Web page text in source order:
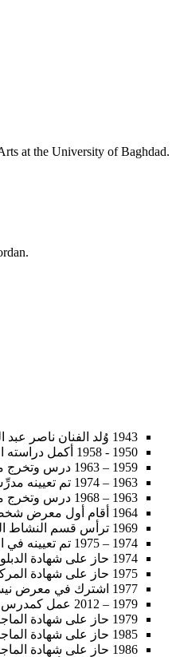
at the University of Baghdad.
1943 وُلد الفنان ناصر عبد الواحد الشاوي في قرية حمدان في قضاء أبي الخصيب في البصرة، العراق.
1950 - 1958 أكمل دراسته المدرسية للابتدائية في مدرسة حمدان الابتدائية والمتوسطة في متوسطة أبي الخصيب.
1959 – 1963 درس وتخرج من دار المعلمين الإبتدائية في البصرة.
1963 – 1974 تم تعيينه مدرِّس لمرحلة الابتدائي والمتوسطة في وزارة التربية العراقية.
1963 – 1968 درس وتخرج من أكاديمية الفنون الجميلة في جامعة بغداد وحاز على شهادة البكالوريوس في الفنون التشكيلية.
1964 أقام أول معرض شخصي له في الإدارة المحلية في البصرة.
1969 ترأس قسم النشاط الفني في دائرة تربية الكرخ في بغداد.
1974 – 1975 تم تعيينه في المركز الإقليمي لصيانة الممتلكات الثقافية في وزارة الثقافة والإعلام في بغداد.
1974 حاز على شهادة الدبلوم في "المحافظة على الممتلكات الثقافية (اليونسكو)" من المركز الإقليمي للحفاظ على الدول العربية في بغداد.
1975 حاز على شهادة المركز الدولي لصيانة الممتلكات الثقافية (ICCROM) في إيطاليا.
1977 اشترك في معرض نيسان الرابع على قاعة المتحف الوطني للفن الحديث في بغداد.
1979 – 2012 عمل كمدرس مساعد وبعدها مدرس ثم أستاذ مساعد، أستاذ، الأستاذ الأول ومن ثم أستاذ متمرس في اكاديمية الفنون الجميلة في جامعة بغداد.
1979 حاز على شهادة الماجستير في "تاريخ الفن" من جامعة بارودا في الهند.
1985 حاز على شهادة الماجستير في "علم الآثار" من جامعة إنديانا في الولايات المتحدة الأمريكية.
1986 حاز على شهادة الماجستير في "التربية الفنية" من جامعة إنديانا وحاز على شهادة الدكتوراه في "علم الآثار" من جامعة إنديانا في الولايات المتحدة الأمريكية.